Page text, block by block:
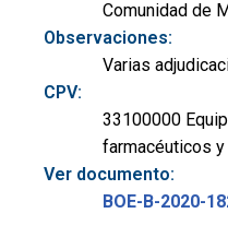
Comunidad de
Observaciones:
Varias
CPV:
33100000
farmacéuticos
Ver documento:
BOE-B-2020-